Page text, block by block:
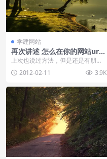
学建网站
再次讲述 怎么在你的网站url
地址栏加一个个性图标？
上次也说过方法，但是还是有朋友
纠结这个问题，这次就尽量讲述的
详细点，让你能够一步...
2012-02-11 3.9K